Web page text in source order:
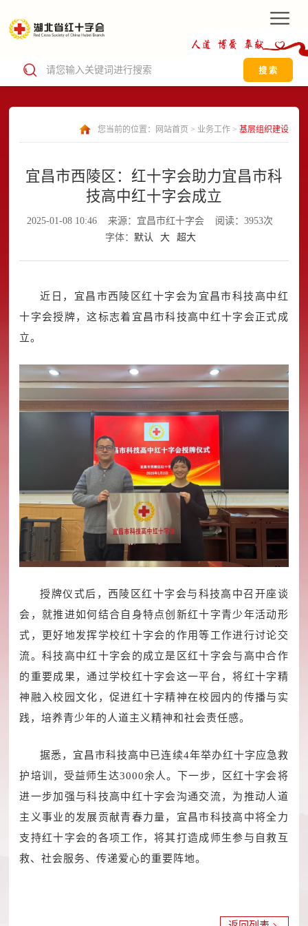
搜 索
您当前的位置： 网站首页 > 业务工作> 基层组织建设
宜昌市西陵区：红十字会助力宜昌市科
技高中红十字会成立
2025-01-08 10:46 来源：宜昌市红十字会
阅读：3953次
字体： 默认 大 超大
近日，宜昌市西陵区红十字会为宜昌市科技高中红
十字会授牌，这标志着宜昌市科技高中红十字会正式成
立。
授牌仪式后，西陵区红十字会与科技高中召开座谈
会，就推进如何结合自身特点创新红十字青少年活动形
式，更好地发挥学校红十字会的作用等工作进行讨论交
流。科技高中红十字会的成立是区红十字会与高中合作
的重要成果，通过学校红十字会这一平台，将红十字精
神融入校园文化，促进红十字精神在校园内的传播与实
践，培养青少年的人道主义精神和社会责任感。
据悉，宜昌市科技高中已连续4年举办红十字应急救
护培训，受益师生达3000余人。下一步，区红十字会将
进一步加强与科技高中红十字会沟通交流，为推动人道
主义事业的发展贡献青春力量，宜昌市科技高中将全力
支持红十字会的各项工作，将其打造成师生参与自救互
救、社会服务、传递爱心的重要阵地。